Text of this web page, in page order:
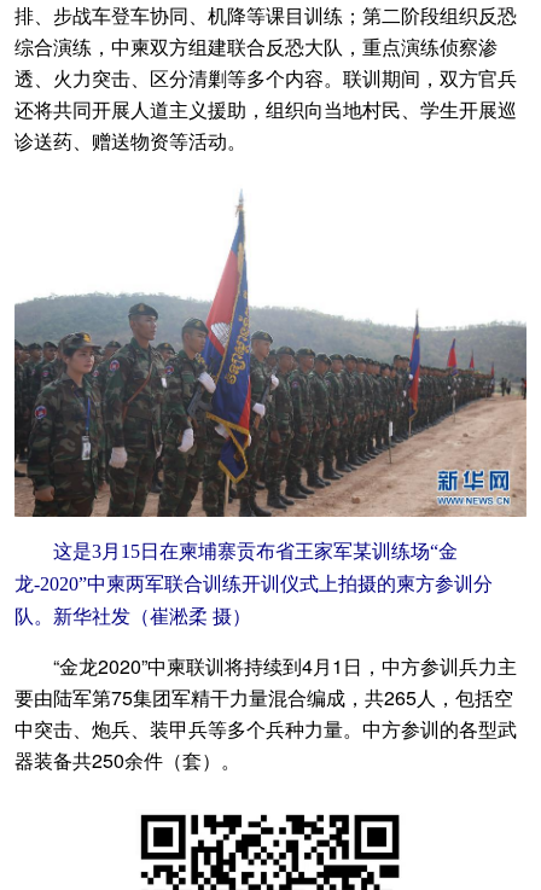
排、步战车登车协同、机降等课目训练；第二阶段组织反恐
综合演练，中柬双方组建联合反恐大队，重点演练侦察渗
透、火力突击、区分清剿等多个内容。联训期间，双方官兵
还将共同开展人道主义援助，组织向当地村民、学生开展巡
诊送药、赠送物资等活动。
这是3月15日在柬埔寨贡布省王家军某训练场“金
龙-2020”中柬两军联合训练开训仪式上拍摄的柬方参训分
队。新华社发（崔淞柔 摄）
“金龙2020”中柬联训将持续到4月1日，中方参训兵力主
要由陆军第75集团军精干力量混合编成，共265人，包括空
中突击、炮兵、装甲兵等多个兵种力量。中方参训的各型武
器装备共250余件（套）。